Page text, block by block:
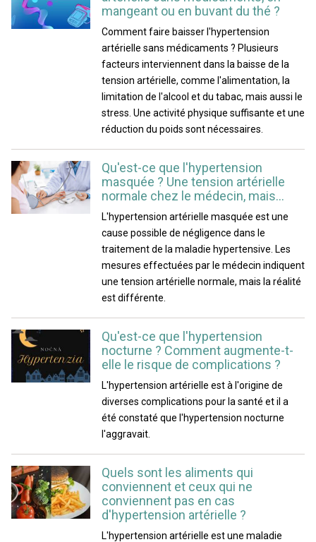
mangeant ou en buvant du thé ?
Comment faire baisser l'hypertension
artérielle sans médicaments ? Plusieurs
facteurs interviennent dans la baisse de la
tension artérielle, comme l'alimentation, la
limitation de l'alcool et du tabac, mais aussi le
stress. Une activité physique suffisante et une
réduction du poids sont nécessaires.
Qu'est-ce que l'hypertension
masquée ? Une tension artérielle
normale chez le médecin, mais...
L'hypertension artérielle masquée est une
cause possible de négligence dans le
traitement de la maladie hypertensive. Les
mesures effectuées par le médecin indiquent
une tension artérielle normale, mais la réalité
est différente.
Qu'est-ce que l'hypertension
nocturne ? Comment augmente-t-
elle le risque de complications ?
L'hypertension artérielle est à l'origine de
diverses complications pour la santé et il a
été constaté que l'hypertension nocturne
l'aggravait.
Quels sont les aliments qui
conviennent et ceux qui ne
conviennent pas en cas
d'hypertension artérielle ?
L'hypertension artérielle est une maladie